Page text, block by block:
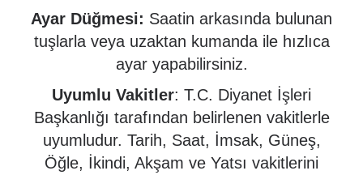
Ayar Düğmesi: Saatin arkasında bulunan
tuşlarla veya uzaktan kumanda ile hızlıca
ayar yapabilirsiniz.
Uyumlu Vakitler: T.C. Diyanet İşleri
Başkanlığı tarafından belirlenen vakitlerle
uyumludur. Tarih, Saat, İmsak, Güneş,
Öğle, İkindi, Akşam ve Yatsı vakitlerini